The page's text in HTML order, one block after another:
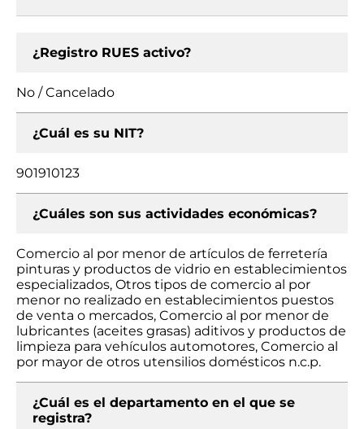
¿Registro RUES activo?
No / Cancelado
¿Cuál es su NIT?
901910123
¿Cuáles son sus actividades económicas?
Comercio al por menor de artículos de ferretería
pinturas y productos de vidrio en establecimientos
especializados, Otros tipos de comercio al por
menor no realizado en establecimientos puestos
de venta o mercados, Comercio al por menor de
lubricantes (aceites grasas) aditivos y productos de
limpieza para vehículos automotores, Comercio al
por mayor de otros utensilios domésticos n.c.p.
¿Cuál es el departamento en el que se
registra?